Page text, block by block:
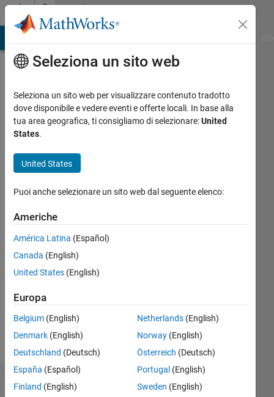
Vai al contenutoCommunity
Profile
Daniel
Drumm
Last
circa 5
Attivo
Followers:
Follow
Dashboard
Seleziona un sito web
Seleziona un sito web per visualizzare contenuto tradotto
dove disponibile e vedere eventi e offerte locali. In base alla
tua area geografica, ti consigliamo di selezionare:United
States.
United States
Puoi anche selezionare un sito web dal seguente elenco:
Americhe
América Latina (Español)
Canada (English)
United States (English)
Europa
Belgium (English)
Denmark (English)
Deutschland (Deutsch)
España (Español)
Finland (English)
Netherlands(English)
Norway(English)
Österreich (Deutsch)
Portugal (English)
Sweden (English)